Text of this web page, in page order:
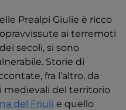
Prealpi Giulie è ricco
ai terremoti
secoli, si sono
Storie di
fra l’altro, da
del territorio
del Friuli e quello